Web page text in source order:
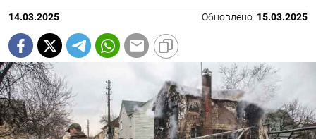
14.03.2025 Обновлено: 15.03.2025